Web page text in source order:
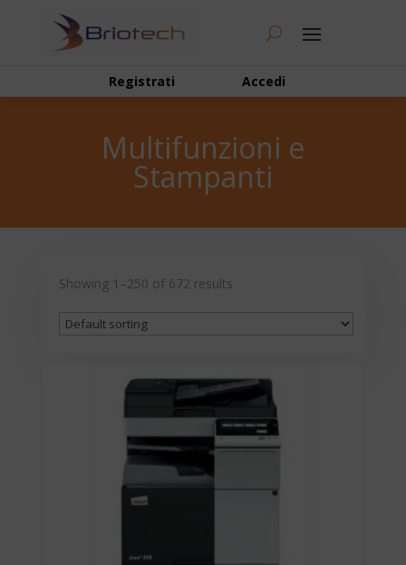
Registrati Accedi
Multifunzioni e
Stampanti
Showing 1–250 of 672 results